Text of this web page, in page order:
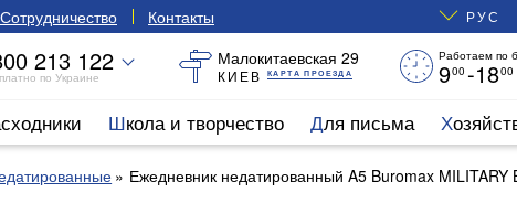
Сотрудничество Контакты РУС
213 122
по Украине
Малокитаевская 29
КИЕВ КАРТА ПРОЕЗДА
Работаем по
900 -1800
Школа и творчество Для письма
Ежедневник недатированный A5 Buromax MILITARY